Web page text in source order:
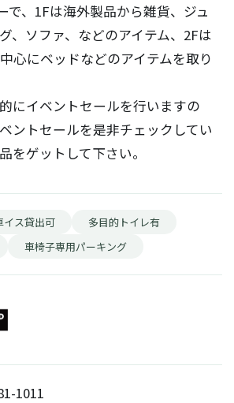
で、1Fは海外製品から雑貨、ジュ
、ソファ、などのアイテム、2Fは
心にベッドなどのアイテムを取り
にイベントセールを行いますの
ントセールを是非チェックしてい
をゲットして下さい。
イス貸出可
多目的トイレ有
車椅子専用パーキング
1011